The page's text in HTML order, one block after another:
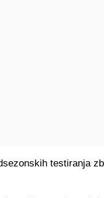
testiranja